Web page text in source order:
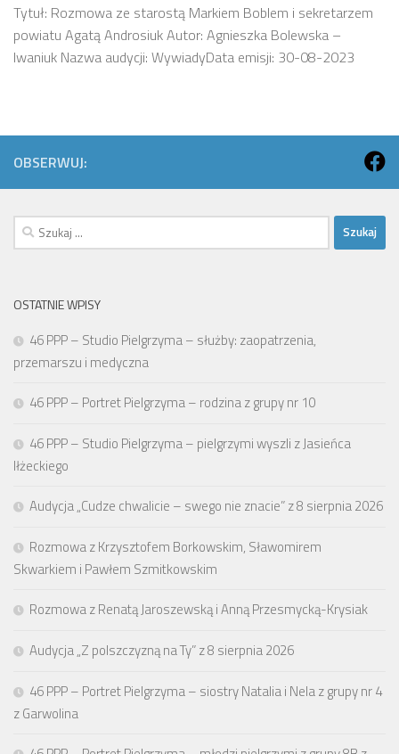
Tytuł: Rozmowa ze starostą Markiem Boblem i sekretarzem
powiatu Agatą Androsiuk Autor: Agnieszka Bolewska –
Iwaniuk Nazwa audycji: WywiadyData emisji: 30-08-2023
OBSERWUJ:
Szukaj:
OSTATNIE WPISY
46 PPP – Studio Pielgrzyma – służby: zaopatrzenia,
przemarszu i medyczna
46 PPP – Portret Pielgrzyma – rodzina z grupy nr 10
46 PPP – Studio Pielgrzyma – pielgrzymi wyszli z Jasieńca
Iłżeckiego
Audycja „Cudze chwalicie – swego nie znacie” z 8 sierpnia 2026
Rozmowa z Krzysztofem Borkowskim, Sławomirem
Skwarkiem i Pawłem Szmitkowskim
Rozmowa z Renatą Jaroszewską i Anną Przesmycką-Krysiak
Audycja „Z polszczyzną na Ty” z 8 sierpnia 2026
46 PPP – Portret Pielgrzyma – siostry Natalia i Nela z grupy nr 4
z Garwolina